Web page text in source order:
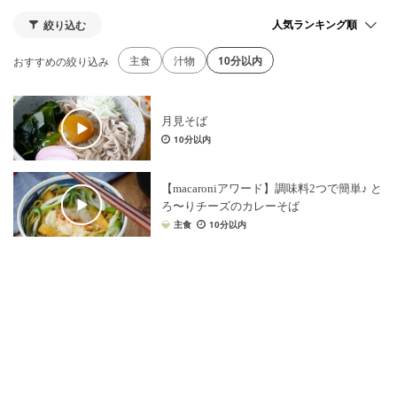
絞り込む
おすすめの絞り込み 主食 汁物 10分以内
月見そば
10分以内
【macaroniアワード】調味料2つで簡単♪ と
ろ〜りチーズのカレーそば
主食 10分以内